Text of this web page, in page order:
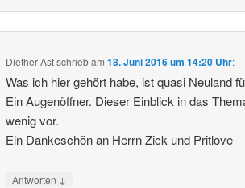
Diether Astschriebam18. Juni 2016 um 14:20 Uhr:
Was ich hier gehört habe, ist quasi Neuland
Ein Augenöffner. Dieser Einblick in das
wenig vor.
Ein Dankeschön an Herrn Zick und Pritlove
Antworten ↓